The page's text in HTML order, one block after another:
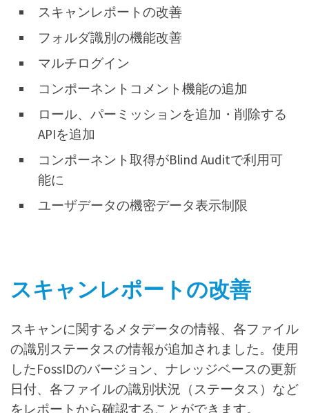
スキャンレポートの改善
フォルダ識別の機能改善
マルチログイン
コンポーネントコメント機能の追加
ロール、パーミッションを追加・削除する
APIを追加
コンポーネント取得がBlind Auditで利用可
能に
ユーザデータの機密データ表示制限
スキャンレポートの改善
スキャンに関するメタデータの情報、各ファイル
の識別ステータスの情報が追加されました。使用
したFossIDのバージョン、ナレッジベースの更新
日付、各ファイルの識別状況（ステータス）など
をレポートから確認することができます。